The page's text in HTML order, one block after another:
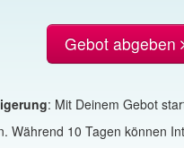
Gebot abgeben
: Mit Deinem Gebot
Während 10 Tagen können